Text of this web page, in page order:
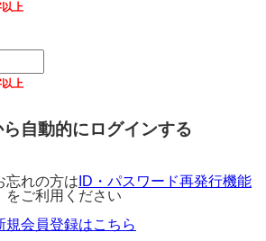
上
上
自動的にログインする
忘れの方は ID・パスワード再発行機能
をご利用ください
規会員登録はこちら